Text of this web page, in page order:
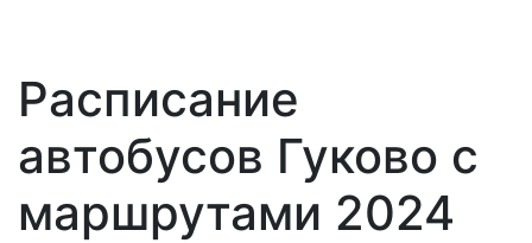
Расписание
автобусов Гуково с
маршрутами 2024